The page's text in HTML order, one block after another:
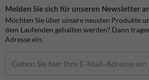
Melden Sie sich für unseren Newsletter
Möchten Sie über unsere neusten Produkte
dem Laufenden gehalten werden? Dann
Adresse ein.